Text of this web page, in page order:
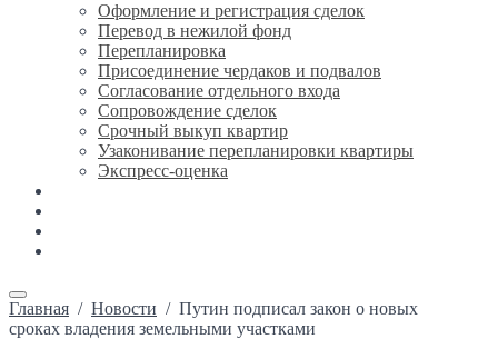
Оформление и регистрация сделок
Перевод в нежилой фонд
Перепланировка
Присоединение чердаков и подвалов
Согласование отдельного входа
Сопровождение сделок
Срочный выкуп квартир
Узаконивание перепланировки квартиры
Экспресс-оценка
Главная / Новости / Путин подписал закон о новых
сроках владения земельными участками